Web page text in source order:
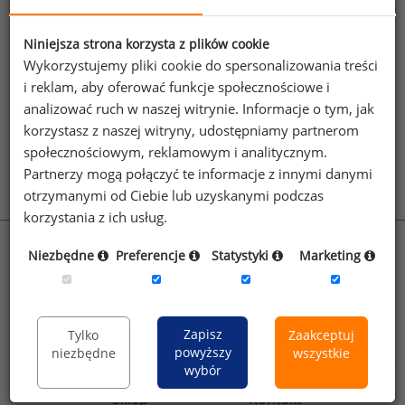
jednego z powyższych stanowisk możesz za
jego pomocą sprawdzić raporty dla
pozostałych.
Wykorzystaj kod
Aby otrzymać darmowy kod dostępu weź udział
wOgólnopolskim Badaniu Wynagrodzeń.
wynagrodzenia.pl
sedlak.pl
kfw.sedlak.pl
badania
HR.pl wskaznikiHR.pl
Sklep Kontakt
Niniejsza strona korzysta z plików cookie
Wykorzystujemy pliki cookie do spersonalizowania treści
i reklam, aby oferować funkcje społecznościowe i
analizować ruch w naszej witrynie. Informacje o tym, jak
korzystasz z naszej witryny, udostępniamy partnerom
społecznościowym, reklamowym i analitycznym.
Partnerzy mogą połączyć te informacje z innymi danymi
otrzymanymi od Ciebie lub uzyskanymi podczas
korzystania z ich usług.
Niezbędne Preferencje Statystyki Marketing
Tylko
niezbędne
Zapisz
powyższy
wybór
Zaakceptuj
wszystkie